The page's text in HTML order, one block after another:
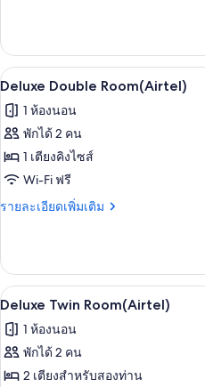
&
Wonderbox
included)
เกี่ยว
กับ
Grand
Suite
Double
(Cimer
&
included)
เปิด
ภาพถ่าย
ทั้งหมด
ของ
Deluxe
Double
4
Deluxe Double Room(Airtel)
1 ห้องนอน
พักได้ 2 คน
1 เตียงคิงไซส์
Wi-Fi ฟรี
รายละเอียดเพิ่มเติม
ราย
เกี่ยว
กับ
Deluxe
Room(Airtel)
เปิด
ภาพถ่าย
ทั้งหมด
ของ
4
Deluxe Twin Room(Airtel)
1 ห้องนอน
พักได้ 2 คน
2 เตียงสำหรับสองท่าน